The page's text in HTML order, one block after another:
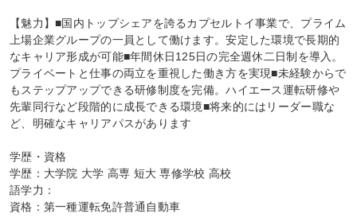
【魅力】■国内トップシェアを誇るカプセルトイ事業で、プライム
上場企業グループの一員として働けます。安定した環境で長期的
なキャリア形成が可能■年間休日125日の完全週休二日制を導入。
プライベートと仕事の両立を重視した働き方を実現■未経験からで
もステップアップできる研修制度を完備。ハイエース運転研修や
先輩同行など段階的に成長できる環境■将来的にはリーダー職な
ど、明確なキャリアパスがあります
学歴・資格
学歴：大学院 大学 高専 短大 専修学校 高校
語学力：
資格：第一種運転免許普通自動車